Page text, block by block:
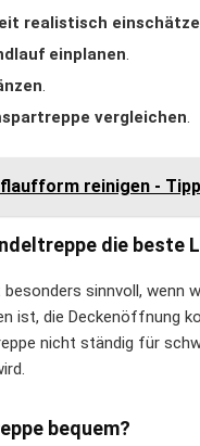
realistisch
einplanen.
.
vergleichen.
reinigen -
die beste
sinnvoll, wenn
ist, die Deckenöffnung
nicht ständig für
bequem?